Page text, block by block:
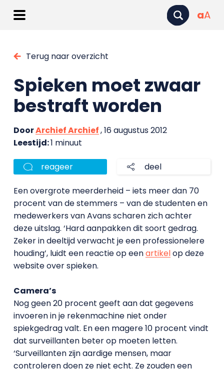
aA
Terug naar overzicht
Spieken moet zwaar
bestraft worden
DoorArchief Archief, 16 augustus 2012
Leestijd:1 minuut
reageer deel
Een overgrote meerderheid – iets meer dan 70
procent van de stemmers – van de studenten en
medewerkers van Avans scharen zich achter
deze uitslag. ‘Hard aanpakken dit soort gedrag.
Zeker in deeltijd verwacht je een professionelere
houding’, luidt een reactie op eenartikelop deze
website over spieken.
Camera’s
Nog geen 20 procent geeft aan dat gegevens
invoeren in je rekenmachine niet onder
spiekgedrag valt. En een magere 10 procent vindt
dat surveillanten beter op moeten letten.
‘Surveillanten zijn aardige mensen, maar
controleren doen ze niet echt. Ze zouden een